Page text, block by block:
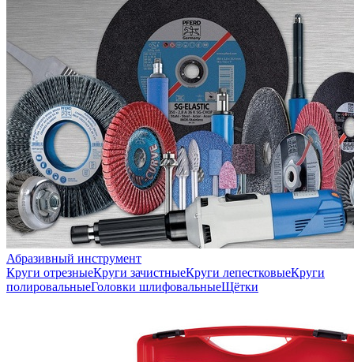
Абразивный инструмент
Круги отрезныеКруги зачистныеКруги лепестковыеКруги
полировальныеГоловки шлифовальныеЩётки